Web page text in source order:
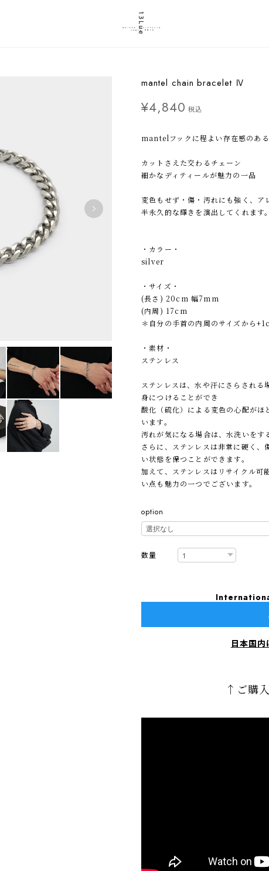
mantel chain bracelet Ⅳ
¥4,840 税込
mantelフックに程よい存在感のあ
カットさえた交わるチェーン
細かなディティールが魅力の一品
変色もせず・傷・汚れにも強く、ア
半永久的な輝きを演出してくれます。
・カラー・
silver
・サイズ・
(長さ) 20cm 幅7mm
(内周) 17cm
＊自分の手首の内周のサイズから
・素材・
ステンレス
ステンレスは、水や汗にさらされ
身につけることができ
酸化（硫化）による変色の心配が
います。
汚れが気になる場合は、水洗いをす
さらに、ステンレスは非常に硬く、
い状態を保つことができます。
加えて、ステンレスはリサイクル可
い点も魅力の一つでございます。
option
数量
日本国内
↑ご購